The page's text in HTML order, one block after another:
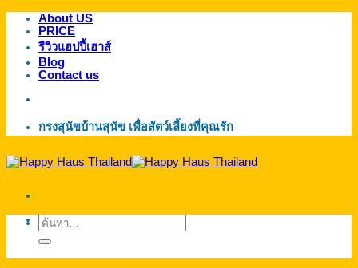
ข้าม
เนื้อหา
About US
PRICE
รีวิวแฮปปี้เฮาส์
Blog
Contact us
กรงสุนัขบ้านสุนัข เพื่อสัตว์เลี้ยงที่คุณรัก
ค้นหา: